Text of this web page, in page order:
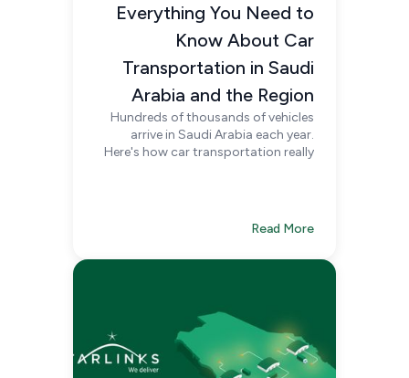
Everything You Need to
Know About Car
Transportation in Saudi
Arabia and the Region
Hundreds of thousands of vehicles
arrive in Saudi Arabia each year.
Here's how car transportation really
Hormuz disruption.
Read More